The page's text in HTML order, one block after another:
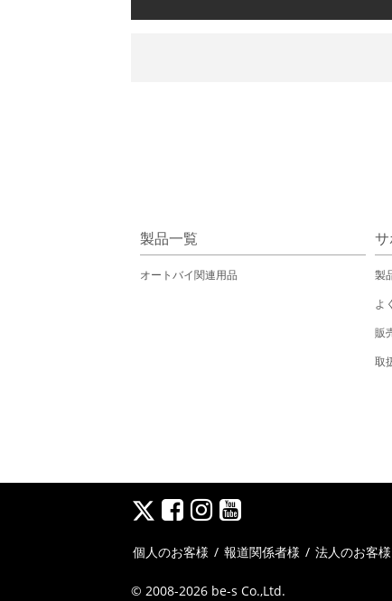
製品一覧
オートバイ関連用品
製
よ
販
取
個人のお客様 / 報道関係者様 / 法人のお客様
© 2008-2026 be-s Co.,Ltd.